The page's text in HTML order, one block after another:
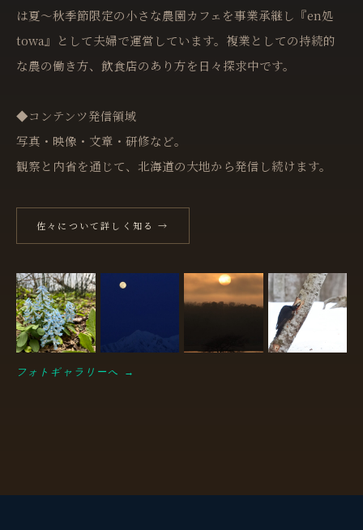
は夏〜秋季節限定の小さな農園カフェを事業承継し『en処
towa』として夫婦で運営しています。複業としての持続的
な農の働き方、飲食店のあり方を日々探求中です。
◆コンテンツ発信領域
写真・映像・文章・研修など。
観察と内省を通じて、北海道の大地から発信し続けます。
佐々について詳しく知る →
フォトギャラリーへ →